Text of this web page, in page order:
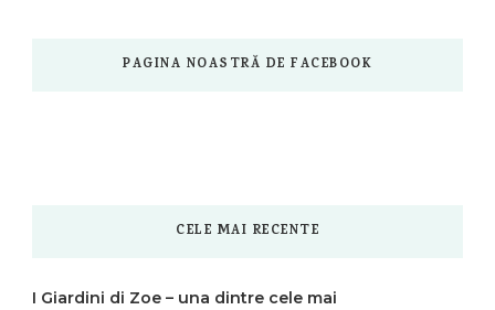
PAGINA NOASTRĂ DE FACEBOOK
CELE MAI RECENTE
I Giardini di Zoe – una dintre cele mai